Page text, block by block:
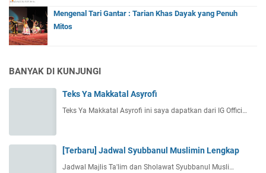
Mengenal Tari Gantar : Tarian Khas Dayak yang Penuh
Mitos
BANYAK DI KUNJUNGI
Teks Ya Makkatal Asyrofi
Teks Ya Makkatal Asyrofi ini saya dapatkan dari IG Offici…
[Terbaru] Jadwal Syubbanul Muslimin Lengkap
Jadwal Majlis Ta'lim dan Sholawat Syubbanul Musli…